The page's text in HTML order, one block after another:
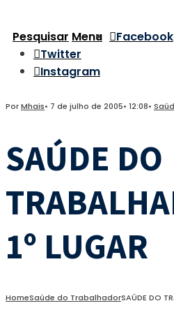
Pesquisar Menu
Facebook
Twitter
Instagram
PorMhais• 7 de julho de 2005• 12:08•
SAÚDE DO
1º LUGAR
HomeSaúde do TrabalhadorSAÚDE DO